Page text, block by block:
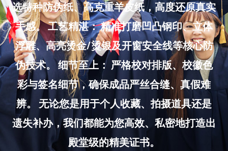
选特种防伪纸、高克重羊皮纸，高度还原真实
手感。 工艺精湛： 精准打磨凹凸钢印、立体
浮雕、高亮烫金/烫银及开窗安全线等核心防
伪技术。 细节至上： 严格校对排版、校徽色
彩与签名细节，确保成品严丝合缝、真假难
辨。 无论您是用于个人收藏、拍摄道具还是
遗失补办，我们都能为您高效、私密地打造出
殿堂级的精美证书。